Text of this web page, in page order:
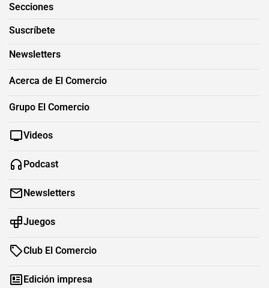
Secciones
Suscríbete
Newsletters
Acerca de El Comercio
Grupo El Comercio
Videos
Podcast
Newsletters
Juegos
Club El Comercio
Edición impresa